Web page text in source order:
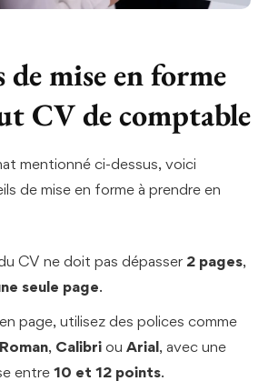
de mise en forme
CV de comptable
mentionné ci-dessus, voici
de mise en forme à prendre en
CV ne doit pas dépasser 2 pages,
seule page.
page, utilisez des polices comme
, Calibri ou Arial, avec une
entre 10 et 12 points.